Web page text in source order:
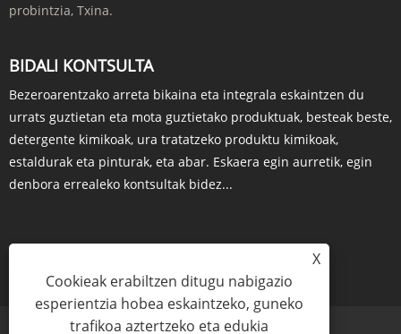
probintzia, Txina.
BIDALI KONTSULTA
Bezeroarentzako arreta bikaina eta integrala eskaintzen du
urrats guztietan eta mota guztietako produktuak, besteak beste,
detergente kimikoak, ura tratatzeko produktu kimikoak,
estaldurak eta pinturak, eta abar. Eskaera egin aurretik, egin
denbora errealeko kontsultak bidez...
X
Cookieak erabiltzen ditugu nabigazio
esperientzia hobea eskaintzeko, guneko
trafikoa aztertzeko eta edukia